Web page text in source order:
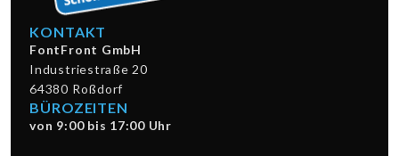
KONTAKT
FontFront GmbH
Industriestraße 20
64380 Roßdorf
BÜROZEITEN
von 9:00 bis 17:00 Uhr